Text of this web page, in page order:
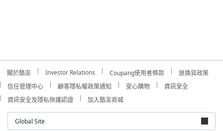
關於酷澎 Investor Relations Coupang使用者條款
退換貨政策
信任管理中心
顧客隱私權政策通知 安心購物
資訊安全
資訊安全及隱私保護認證
加入酷澎商城
Global Site